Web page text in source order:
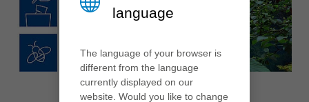
language
The language of your browser is
different from the language
currently displayed on our
website. Would you like to change